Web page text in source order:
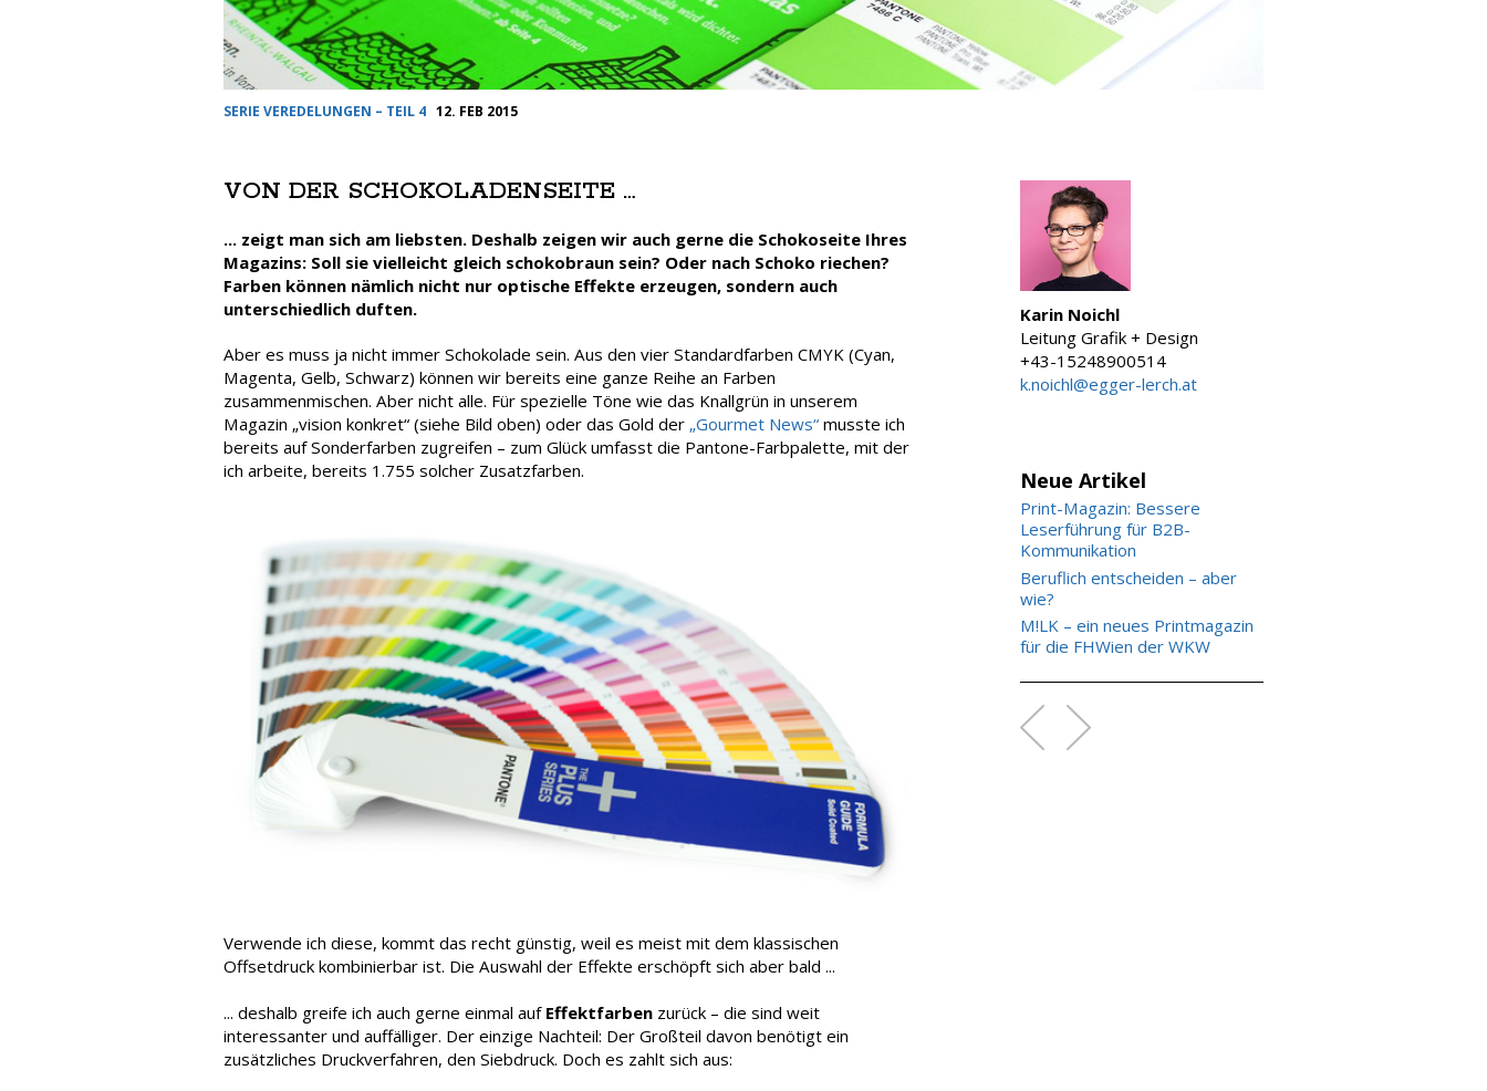
SERIE VEREDELUNGEN – TEIL 4 12. FEB 2015
VON DER SCHOKOLADENSEITE …
... zeigt man sich am liebsten. Deshalb zeigen wir auch gerne die Schokoseite Ihres
Magazins: Soll sie vielleicht gleich schokobraun sein? Oder nach Schoko riechen?
Farben können nämlich nicht nur optische Effekte erzeugen, sondern auch
unterschiedlich duften.
Aber es muss ja nicht immer Schokolade sein. Aus den vier Standardfarben CMYK (Cyan,
Magenta, Gelb, Schwarz) können wir bereits eine ganze Reihe an Farben
zusammenmischen. Aber nicht alle. Für spezielle Töne wie das Knallgrün in unserem
Magazin „vision konkret“ (siehe Bild oben) oder das Gold der „Gourmet News“ musste ich
bereits auf Sonderfarben zugreifen – zum Glück umfasst die Pantone-Farbpalette, mit der
ich arbeite, bereits 1.755 solcher Zusatzfarben.
Verwende ich diese, kommt das recht günstig, weil es meist mit dem klassischen
Offsetdruck kombinierbar ist. Die Auswahl der Effekte erschöpft sich aber bald ...
... deshalb greife ich auch gerne einmal auf Effektfarben zurück – die sind weit
interessanter und auffälliger. Der einzige Nachteil: Der Großteil davon benötigt ein
zusätzliches Druckverfahren, den Siebdruck. Doch es zahlt sich aus:
Karin Noichl
Leitung Grafik + Design
+43-15248900514
k.noichl@egger-lerch.at
Neue Artikel
Print-Magazin: Bessere
Leserführung für B2B-
Kommunikation
Beruflich entscheiden – aber
wie?
M!LK – ein neues Printmagazin
für die FHWien der WKW